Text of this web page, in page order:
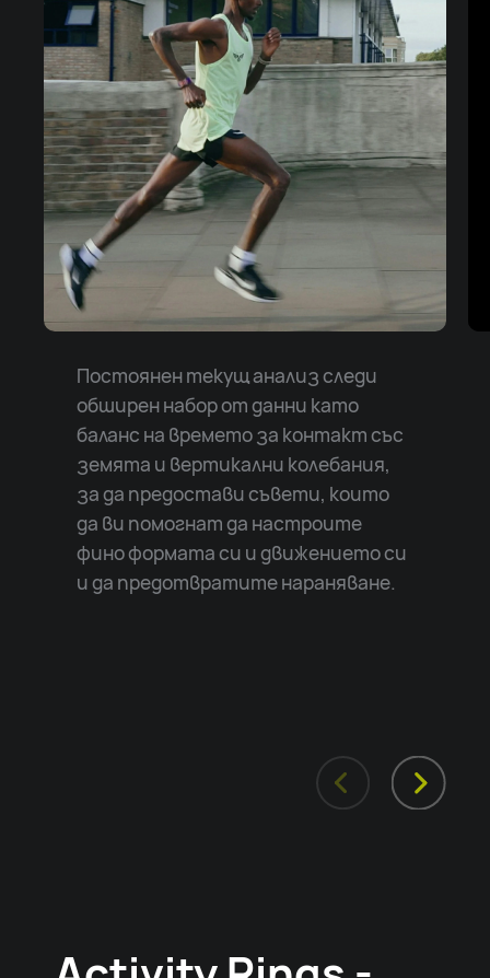
Постоянен текущ анализ следи
обширен набор от данни като
баланс на времето за контакт със
земята и вертикални колебания,
за да предостави съвети, които
да ви помогнат да настроите
фино формата си и движението си
и да предотвратите нараняване.